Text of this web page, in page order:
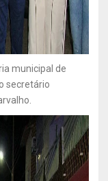
municipal de
secretário